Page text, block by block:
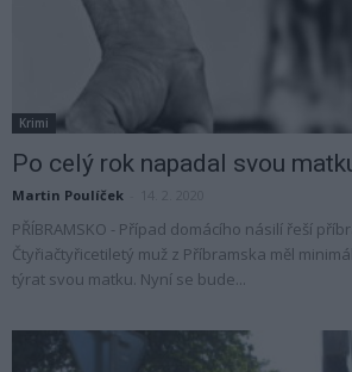
Krimi
Po celý rok napadal svou
Martin Poulíček
PŘÍBRAMSKO - Případ domácího násilí řeší
Čtyřiačtyřicetiletý muž z Příbramska měl
týrat svou matku. Nyní se bude...